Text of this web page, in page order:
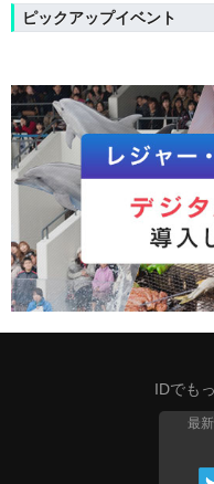
ピックアップイベント
IDでも
最